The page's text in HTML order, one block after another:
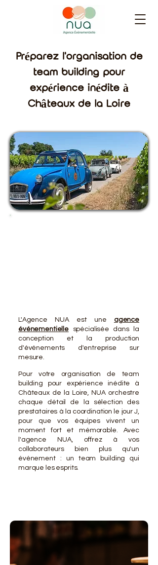
Préparez l'organisation de
team building pour
expérience inédite à
Châteaux de la Loire
L'Agence NUA est une agence
événementielle
spécialisée dans la
conception et la production
d'événements d'entreprise sur
mesure.
Pour votre organisation de team
building pour expérience inédite à
Châteaux de la Loire, NUA orchestre
chaque détail de la sélection des
prestataires à la coordination le jour J,
pour que vos équipes vivent un
moment fort et mémorable. Avec
l'agence NUA, offrez à vos
collaborateurs bien plus qu'un
événement : un team building qui
marque les esprits.